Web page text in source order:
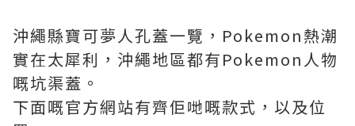
沖繩縣寶可夢人孔蓋一覽，Pokemon熱潮
實在太犀利，沖繩地區都有Pokemon人物
嘅坑渠蓋。
下面嘅官方網站有齊佢哋嘅款式，以及位